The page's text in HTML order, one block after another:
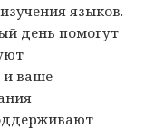
языков.
день помогут
и ваше